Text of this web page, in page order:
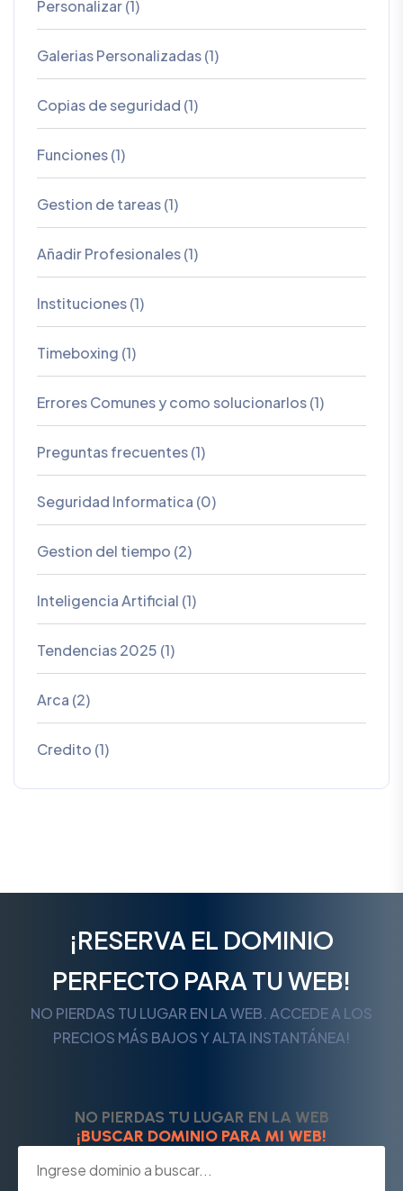
Personalizar (1)
Galerias Personalizadas (1)
Copias de seguridad (1)
Funciones (1)
Gestion de tareas (1)
Añadir Profesionales (1)
Instituciones (1)
Timeboxing (1)
Errores Comunes y como solucionarlos (1)
Preguntas frecuentes (1)
Seguridad Informatica (0)
Gestion del tiempo (2)
Inteligencia Artificial (1)
Tendencias 2025 (1)
Arca (2)
Credito (1)
¡RESERVA EL DOMINIO
PERFECTO PARA TU WEB!
NO PIERDAS TU LUGAR EN LA WEB. ACCEDE A LOS
PRECIOS MÁS BAJOS Y ALTA INSTANTÁNEA!
NO PIERDAS TU LUGAR EN LA WEB
¡BUSCAR DOMINIO PARA MI WEB!